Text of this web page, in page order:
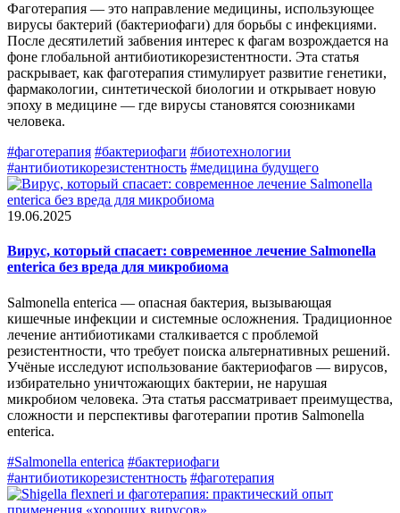
Фаготерапия — это направление медицины, использующее
вирусы бактерий (бактериофаги) для борьбы с инфекциями.
После десятилетий забвения интерес к фагам возрождается на
фоне глобальной антибиотикорезистентности. Эта статья
раскрывает, как фаготерапия стимулирует развитие генетики,
фармакологии, синтетической биологии и открывает новую
эпоху в медицине — где вирусы становятся союзниками
человека.
#фаготерапия #бактериофаги #биотехнологии
#антибиотикорезистентность #медицина будущего
19.06.2025
Вирус, который спасает: современное лечение Salmonella
enterica без вреда для микробиома
Salmonella enterica — опасная бактерия, вызывающая
кишечные инфекции и системные осложнения. Традиционное
лечение антибиотиками сталкивается с проблемой
резистентности, что требует поиска альтернативных решений.
Учёные исследуют использование бактериофагов — вирусов,
избирательно уничтожающих бактерии, не нарушая
микробиом человека. Эта статья рассматривает преимущества,
сложности и перспективы фаготерапии против Salmonella
enterica.
#Salmonella enterica #бактериофаги
#антибиотикорезистентность #фаготерапия